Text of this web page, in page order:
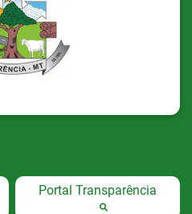
Portal Transparência